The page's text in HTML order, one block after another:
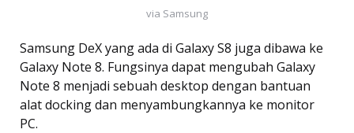
via Samsung
Samsung DeX yang ada di Galaxy S8 juga dibawa ke
Galaxy Note 8. Fungsinya dapat mengubah Galaxy
Note 8 menjadi sebuah desktop dengan bantuan
alat docking dan menyambungkannya ke monitor
PC.